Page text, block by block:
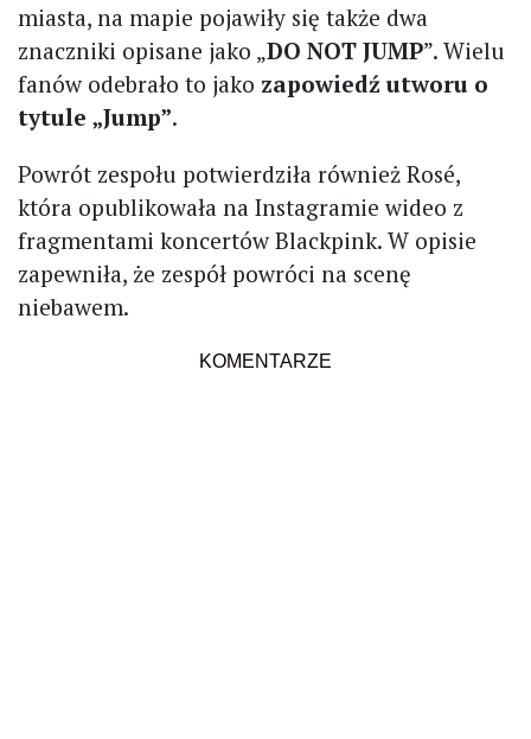
miasta, na mapie pojawiły się także dwa
znaczniki opisane jako „DO NOT JUMP”. Wielu
fanów odebrało to jako zapowiedź utworu o
tytule „Jump”.
Powrót zespołu potwierdziła również Rosé,
która opublikowała na Instagramie wideo z
fragmentami koncertów Blackpink. W opisie
zapewniła, że zespół powróci na scenę
niebawem.
KOMENTARZE